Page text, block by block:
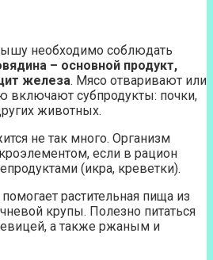
необходимо соблюдать
– основной продукт,
железа. Мясо отваривают или
включают субпродукты: почки,
животных.
не так много. Организм
если в рацион
(икра, креветки).
растительная пища из
крупы. Полезно питаться
а также ржаным и